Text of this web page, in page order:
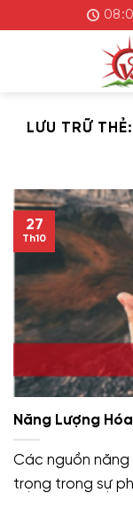
đến
LƯU TRỮ THẺ:
Năng Lượng
Các nguồn
trọng trong sự
27
Th10